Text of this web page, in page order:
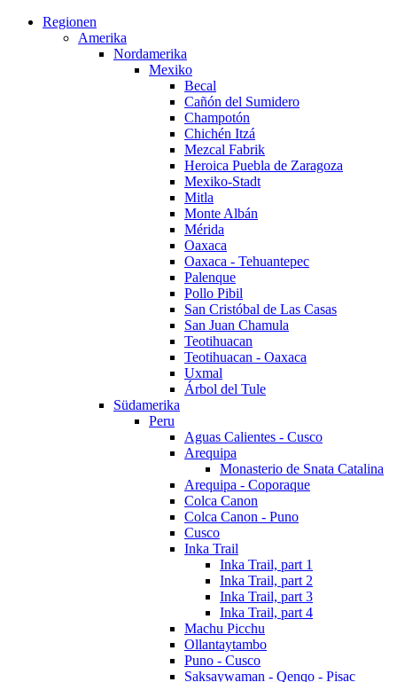
Regionen
Amerika
Nordamerika
Mexiko
Becal
Cañón del Sumidero
Champotón
Chichén Itzá
Mezcal Fabrik
Heroica Puebla de Zaragoza
Mexiko-Stadt
Mitla
Monte Albán
Mérida
Oaxaca
Oaxaca - Tehuantepec
Palenque
Pollo Pibil
San Cristóbal de Las Casas
San Juan Chamula
Teotihuacan
Teotihuacan - Oaxaca
Uxmal
Árbol del Tule
Südamerika
Peru
Aguas Calientes - Cusco
Arequipa
Monasterio de Snata Catalina
Arequipa - Coporaque
Colca Canon
Colca Canon - Puno
Cusco
Inka Trail
Inka Trail, part 1
Inka Trail, part 2
Inka Trail, part 3
Inka Trail, part 4
Machu Picchu
Ollantaytambo
Puno - Cusco
Saksaywaman - Qenqo - Pisac